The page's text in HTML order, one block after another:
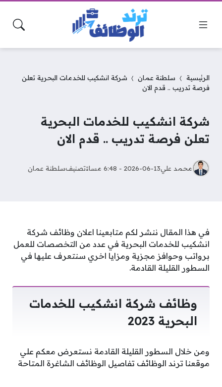
الرئيسية سلطنة عمان
شركة انشكيب للخدمات البحرية تعلن
فرصة تدريب .. قدم الان
شركة انشكيب للخدمات البحرية
تعلن فرصة تدريب .. قدم الان
محمد علي2026-06-13 - 6:48 مساءً تصنيفسلطنة عمان
في هذا المقال ننشر لكم متابعينا اعلان وظائف شركة
انشكيب للخدمات البحرية في عدد من التخصصات للعمل
برواتب وحوافز مجزية ومزايا اخري سنتعرف عليها في
السطور القليلة القادمة.
وظائف شركة انشكيب للخدمات
البحرية 2023
ومن خلال السطور القليلة القادمة نستعرض معكم علي
موقعنا ترند الوظائف تفاصيل الوظائف الشاغرة المتاحة